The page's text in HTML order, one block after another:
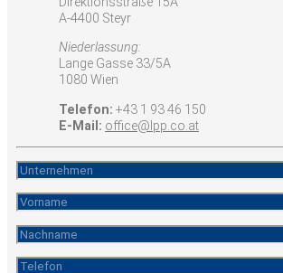
A-4400 Steyr
Niederlassung:
Lange Gasse 33/5A
1080 Wien
Telefon: +43 1 93 46 150
E-Mail: office@lpp.co.at